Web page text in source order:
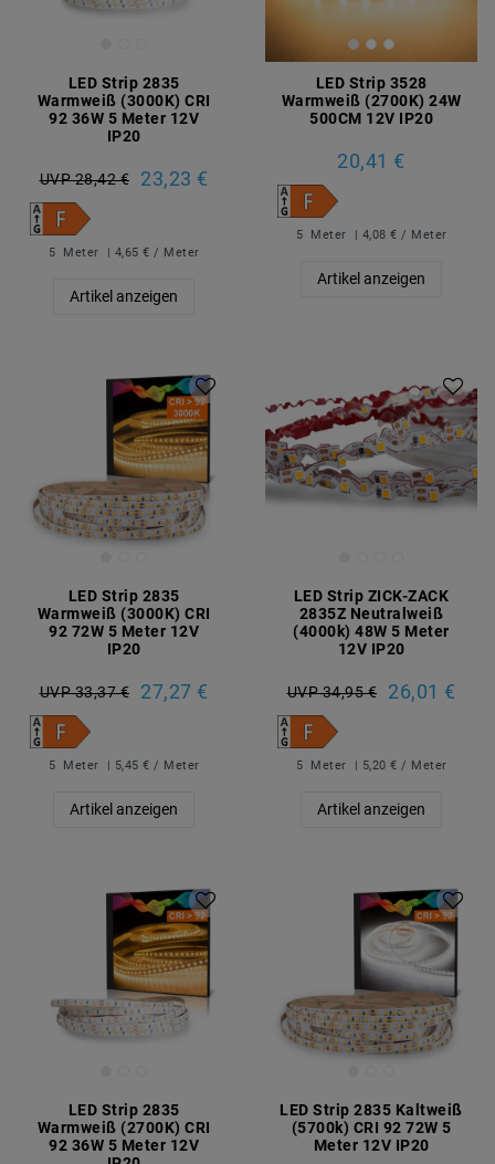
LED Strip 2835
Warmweiß (3000K) CRI
92 36W 5 Meter 12V
IP20
UVP 28,42 € 23,23 €
5 Meter | 4,65 € / Meter
Artikel anzeigen
LED Strip 3528
Warmweiß (2700K) 24W
500CM 12V IP20
20,41 €
5 Meter | 4,08 € / Meter
Artikel anzeigen
LED Strip 2835
Warmweiß (3000K) CRI
92 72W 5 Meter 12V
IP20
UVP 33,37 € 27,27 €
5 Meter | 5,45 € / Meter
Artikel anzeigen
LED Strip ZICK-ZACK
2835Z Neutralweiß
(4000k) 48W 5 Meter
12V IP20
UVP 34,95 € 26,01 €
5 Meter | 5,20 € / Meter
Artikel anzeigen
LED Strip 2835
Warmweiß (2700K) CRI
92 36W 5 Meter 12V
LED Strip 2835 Kaltweiß
(5700k) CRI 92 72W 5
Meter 12V IP20